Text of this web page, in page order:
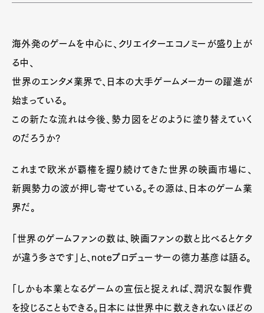
海外発のゲームを中心に、クリエイターエコノミーが盛り上が
る中、
世界のエンタメ業界で、日本の大手ゲームメーカーの躍進が
始まっている。
この新たな流れは今後、勢力図をどのように塗り替えていく
のだろうか?
これまで欧米が覇権を握り続けてきた世界の映画市場に、
新興勢力の波が押し寄せている。その源は、日本のゲーム業
界だ。
「世界のゲームファンの数は、映画ファンの数と比べるとケタ
が違う多さです」と、noteプロデューサーの徳力基彦は語る。
「しかも本業となるゲームの宣伝と捉えれば、潤沢な製作費
を投じることもできる。日本には世界中に数えきれないほどの